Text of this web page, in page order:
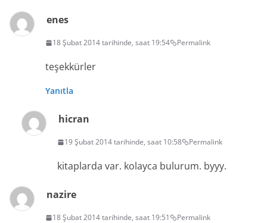
enes
18 Şubat 2014 tarihinde, saat 19:54 Permalink
teşekkürler
Yanıtla
hicran
19 Şubat 2014 tarihinde, saat 10:58 Permalink
kitaplarda var. kolayca bulurum. byyy.
nazire
18 Şubat 2014 tarihinde, saat 19:51 Permalink